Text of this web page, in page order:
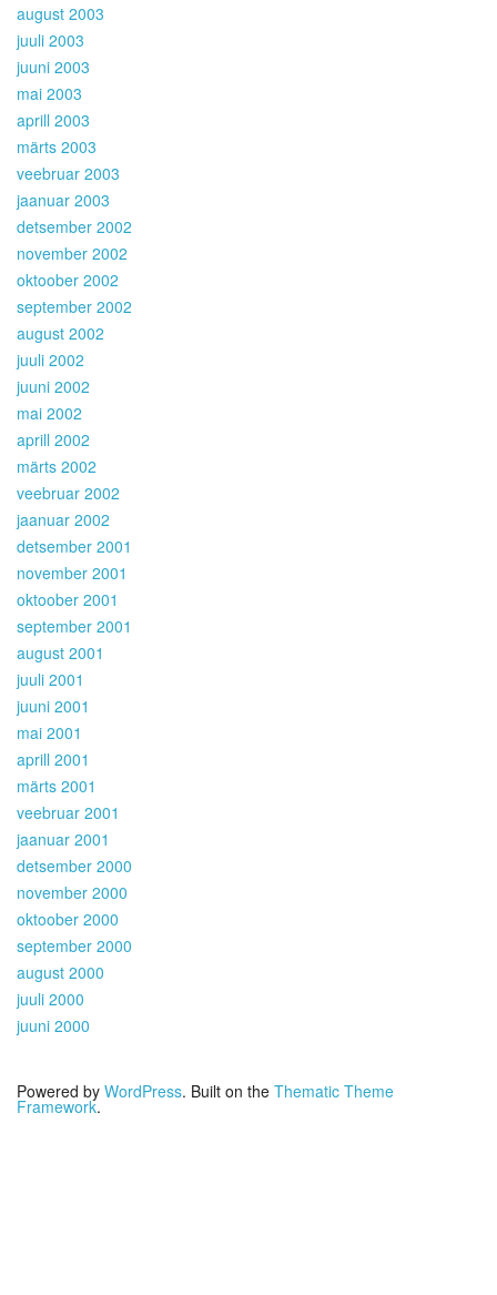
august 2003
juuli 2003
juuni 2003
mai 2003
aprill 2003
märts 2003
veebruar 2003
jaanuar 2003
detsember 2002
november 2002
oktoober 2002
september 2002
august 2002
juuli 2002
juuni 2002
mai 2002
aprill 2002
märts 2002
veebruar 2002
jaanuar 2002
detsember 2001
november 2001
oktoober 2001
september 2001
august 2001
juuli 2001
juuni 2001
mai 2001
aprill 2001
märts 2001
veebruar 2001
jaanuar 2001
detsember 2000
november 2000
oktoober 2000
september 2000
august 2000
juuli 2000
juuni 2000
Powered by WordPress. Built on the Thematic Theme
Framework.